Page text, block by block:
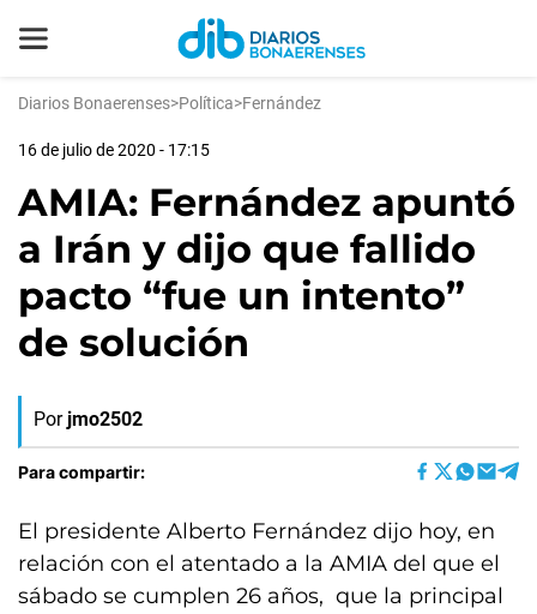
Diarios Bonaerenses>Política>Fernández
16 de julio de 2020 - 17:15
AMIA: Fernández apuntó
a Irán y dijo que fallido
pacto “fue un intento”
de solución
Por jmo2502
Para compartir:
El presidente Alberto Fernández dijo hoy, en
relación con el atentado a la AMIA del que el
sábado se cumplen 26 años, que la principal